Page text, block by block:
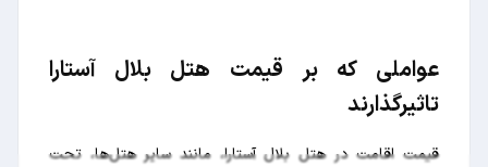
عواملی که بر قیمت هتل بلال آستارا
تاثیرگذارند
قیمت اقامت در هتل بلال آستارا، مانند سایر هتل‌ها، تحت